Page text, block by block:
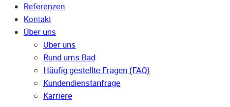
Referenzen
Kontakt
Über uns
Über uns
Rund ums Bad
Häufig gestellte Fragen (FAQ)
Kunden­dienst­anfrage
Karriere